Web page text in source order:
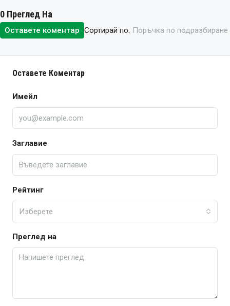
0 Преглед На
Сортирай по: Поръчка по подразбиране
Оставете коментар
Оставете Коментар
Имейл
Заглавие
Рейтинг
Изберете
Преглед на